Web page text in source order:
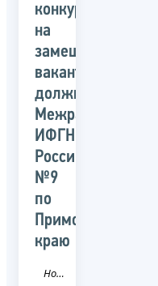
конкурса
на
замещение
вакантных
должностей
Межрайонной
ИФГНС
России
№9
по
Приморскому
краю
Новость